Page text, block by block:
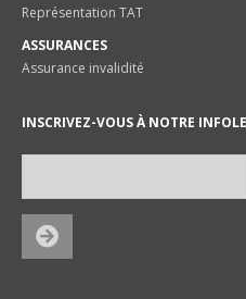
Représentation TAT
ASSURANCES
Assurance invalidité
INSCRIVEZ-VOUS À NOTRE